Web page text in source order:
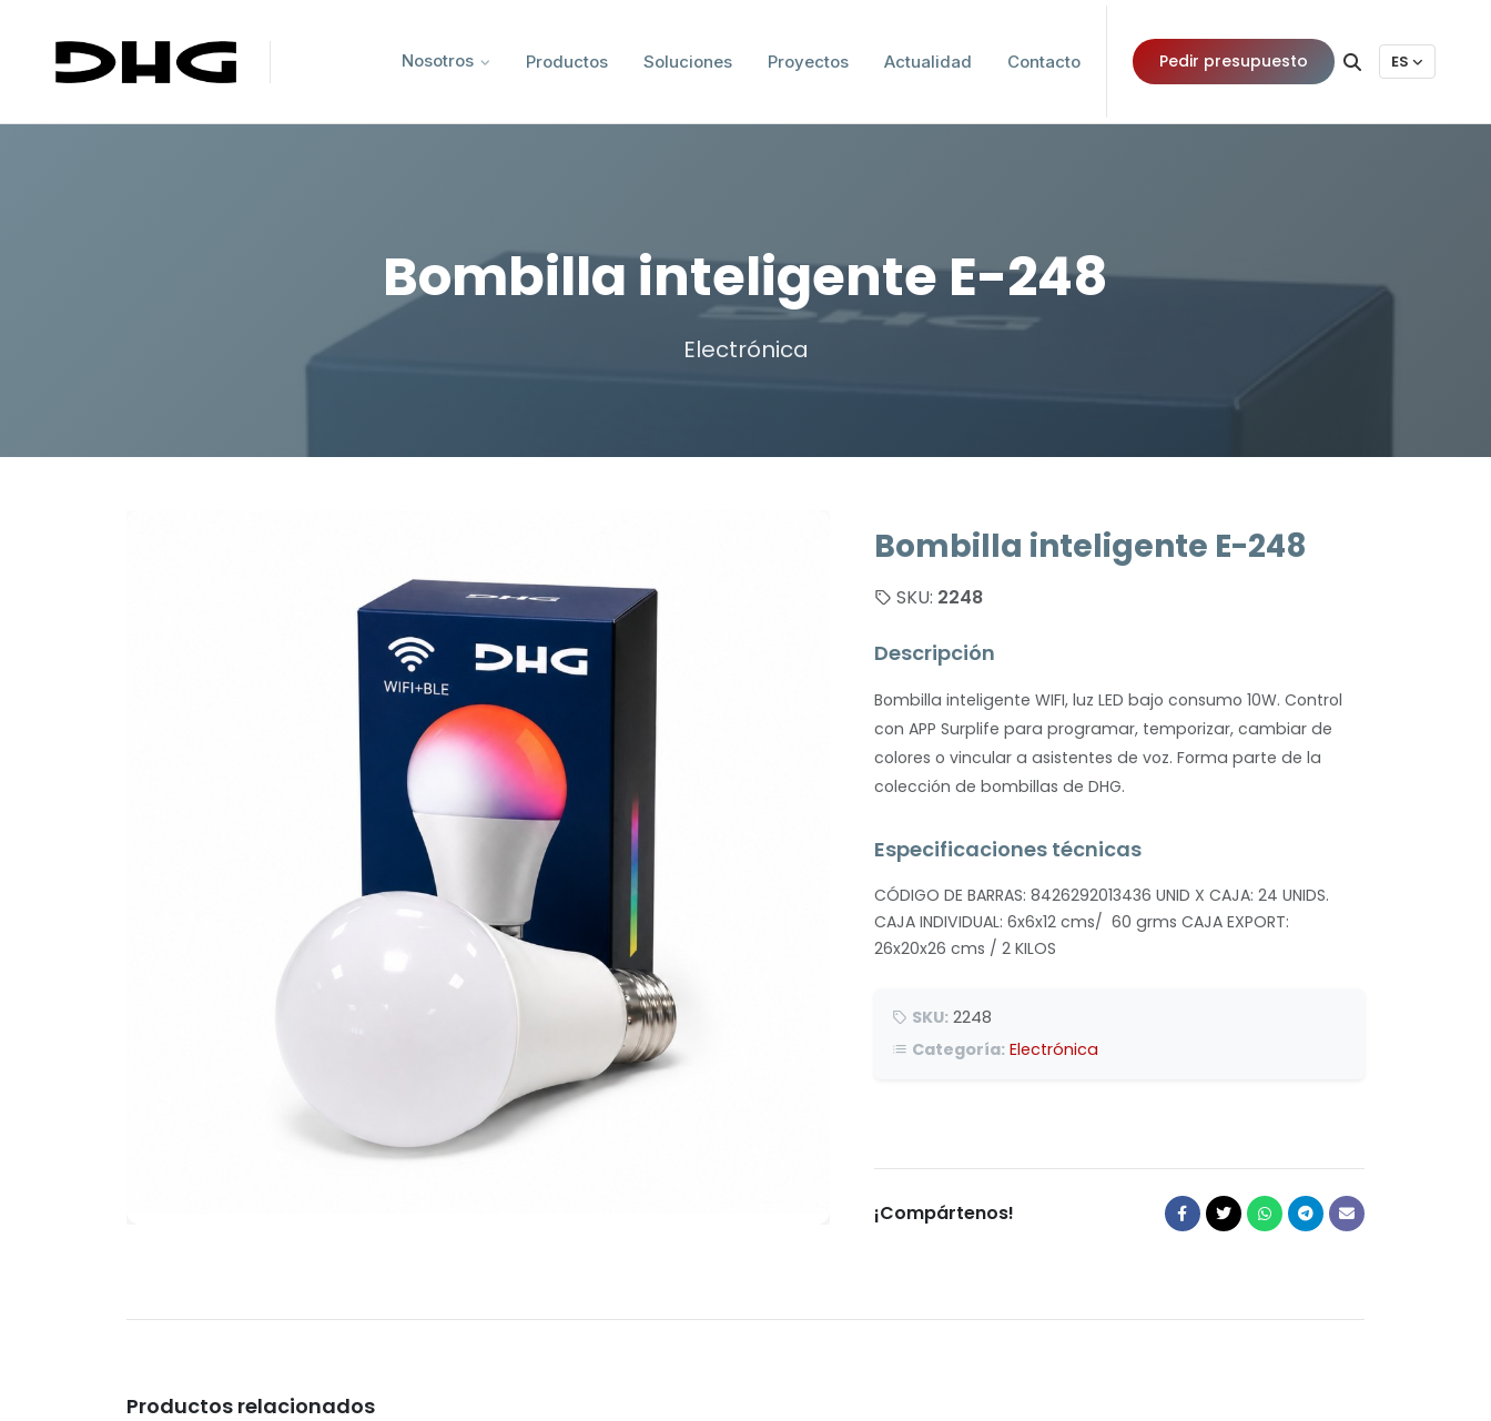
Nosotros Productos Soluciones Proyectos Actualidad Contacto Pedir presupuesto ES
Bombilla inteligente E-248
Electrónica
Bombilla inteligente E-248
SKU: 2248
Descripción
Bombilla inteligente WIFI, luz LED bajo consumo 10W. Control
con APP Surplife para programar, temporizar, cambiar de
colores o vincular a asistentes de voz.Forma parte de la
colección de bombillas de DHG.
Especificaciones técnicas
CÓDIGO DE BARRAS: 8426292013436 UNID X CAJA: 24 UNIDS.
CAJA INDIVIDUAL: 6x6x12 cms/ 60 grms CAJA EXPORT:
26x20x26 cms / 2 KILOS
SKU: 2248
Categoría: Electrónica
¡Compártenos!
Productos relacionados